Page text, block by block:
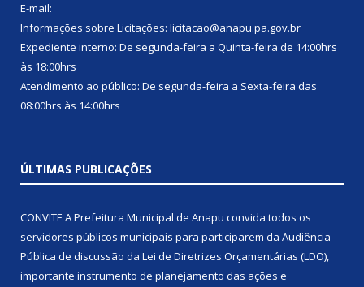
E-mail:
Informações sobre Licitações: licitacao@anapu.pa.gov.br
Expediente interno: De segunda-feira a Quinta-feira de 14:00hrs
às 18:00hrs
Atendimento ao público: De segunda-feira a Sexta-feira das
08:00hrs às 14:00hrs
ÚLTIMAS PUBLICAÇÕES
CONVITE A Prefeitura Municipal de Anapu convida todos os
servidores públicos municipais para participarem da Audiência
Pública de discussão da Lei de Diretrizes Orçamentárias (LDO),
importante instrumento de planejamento das ações e